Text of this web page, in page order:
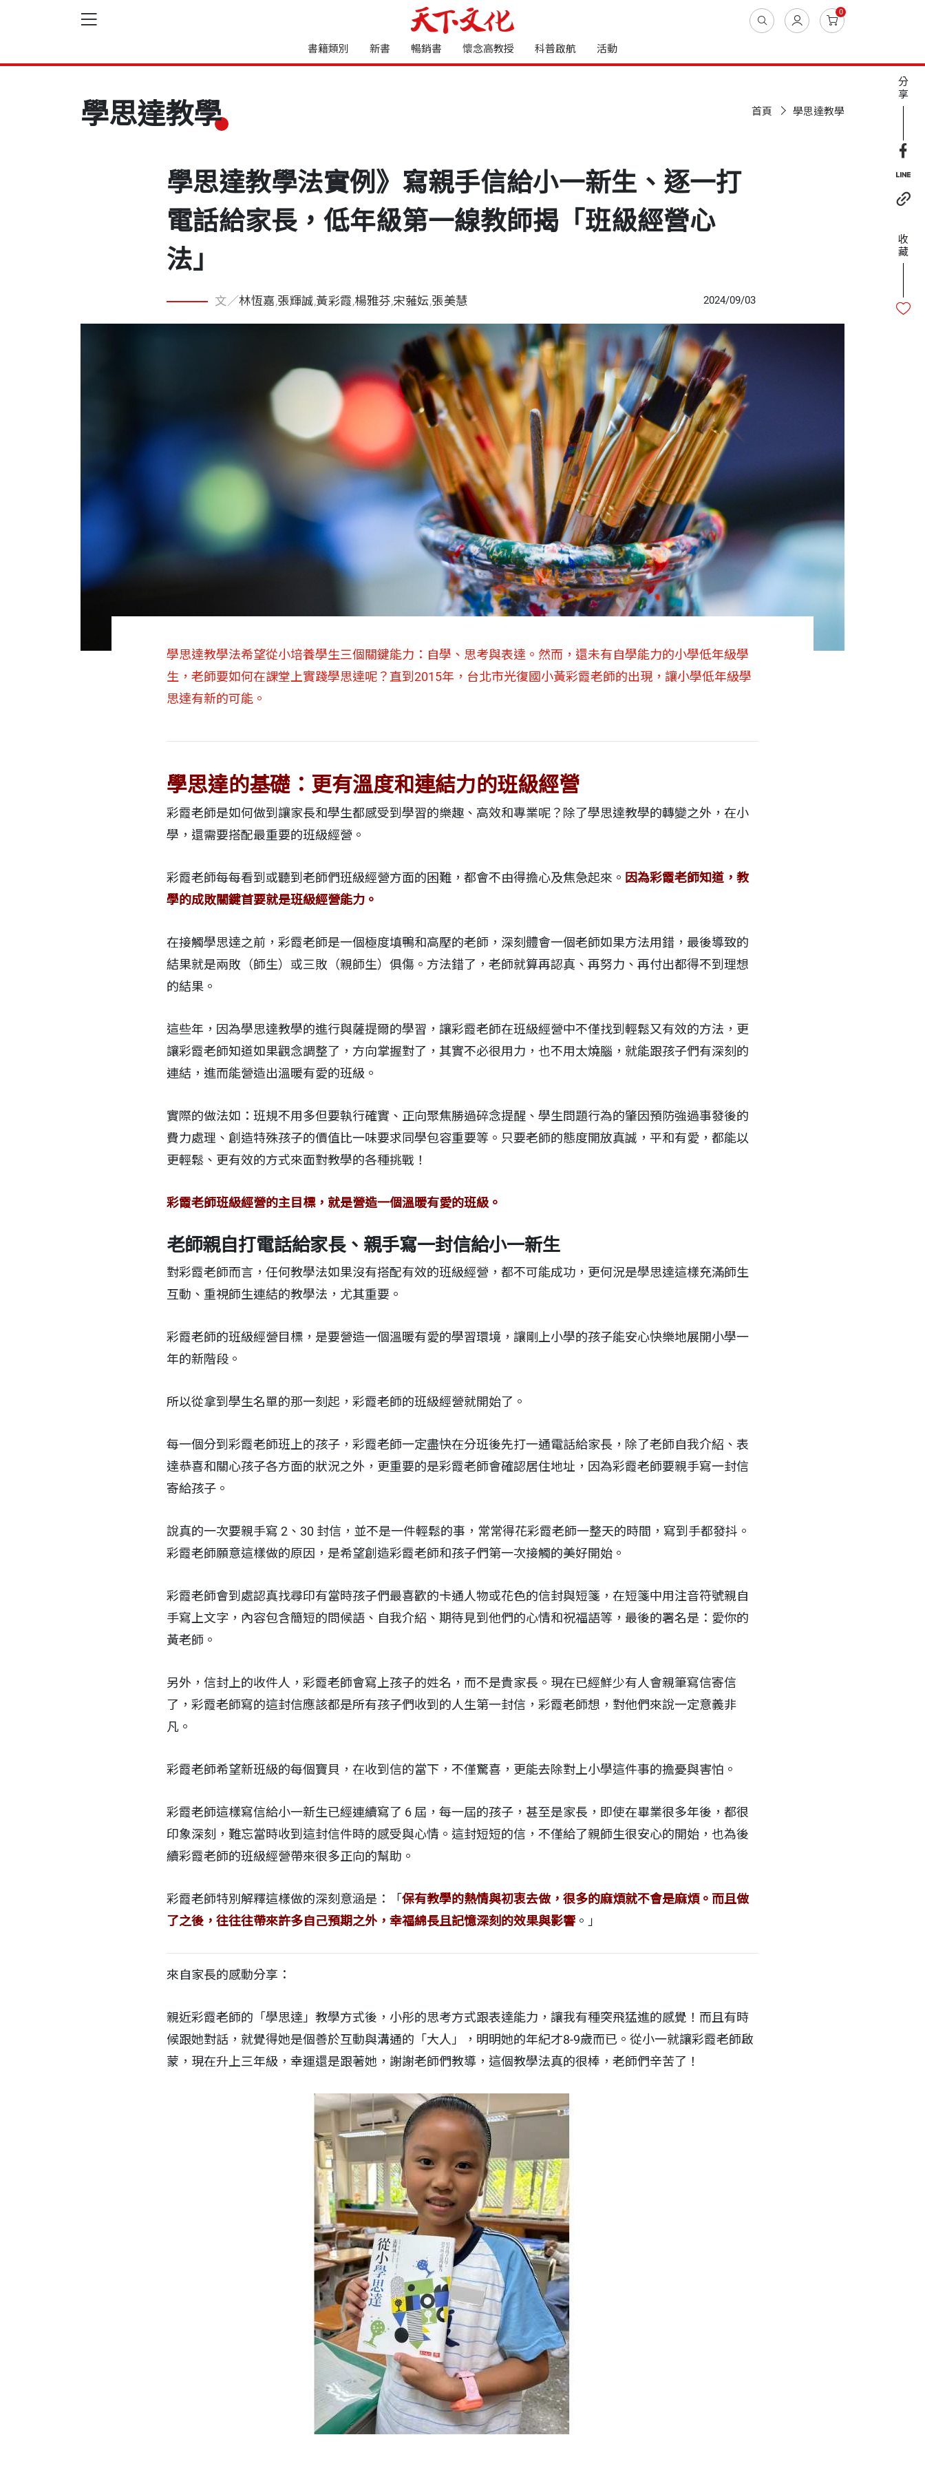
0
書籍類別 新書 暢銷書 懷念高教授 科普啟航 活動
學思達教學 首頁 學思達教學
學思達教學法實例》寫親手信給小一新生、逐一打
電話給家長，低年級第一線教師揭「班級經營心
法」
文／林恆嘉,張輝誠,黃彩霞,楊雅芬,宋蕥妘,張美慧 2024/09/03
學思達教學法希望從小培養學生三個關鍵能力：自學、思考與表達。然而，還未有自學能力的小學低年級學
生，老師要如何在課堂上實踐學思達呢？直到2015年，台北市光復國小黃彩霞老師的出現，讓小學低年級學
思達有新的可能。
學思達的基礎：更有溫度和連結力的班級經營
彩霞老師是如何做到讓家長和學生都感受到學習的樂趣、高效和專業呢？除了學思達教學的轉變之外，在小
學，還需要搭配最重要的班級經營。
彩霞老師每每看到或聽到老師們班級經營方面的困難，都會不由得擔心及焦急起來。 因為彩霞老師知道，教
學的成敗關鍵首要就是班級經營能力。
在接觸學思達之前，彩霞老師是一個極度填鴨和高壓的老師，深刻體會一個老師如果方法用錯，最後導致的
結果就是兩敗（師生）或三敗（親師生）俱傷。方法錯了，老師就算再認真、再努力、再付出都得不到理想
的結果。
這些年，因為學思達教學的進行與薩提爾的學習，讓彩霞老師在班級經營中不僅找到輕鬆又有效的方法，更
讓彩霞老師知道如果觀念調整了，方向掌握對了，其實不必很用力，也不用太燒腦，就能跟孩子們有深刻的
連結，進而能營造出溫暖有愛的班級。
實際的做法如：班規不用多但要執行確實、正向聚焦勝過碎念提醒、學生問題行為的肇因預防強過事發後的
費力處理、創造特殊孩子的價值比一味要求同學包容重要等。只要老師的態度開放真誠，平和有愛，都能以
更輕鬆、更有效的方式來面對教學的各種挑戰！
彩霞老師班級經營的主目標，就是營造一個溫暖有愛的班級。
老師親自打電話給家長、親手寫一封信給小一新生
對彩霞老師而言，任何教學法如果沒有搭配有效的班級經營，都不可能成功，更何況是學思達這樣充滿師生
互動、重視師生連結的教學法，尤其重要。
彩霞老師的班級經營目標，是要營造一個溫暖有愛的學習環境，讓剛上小學的孩子能安心快樂地展開小學一
年的新階段。
所以從拿到學生名單的那一刻起，彩霞老師的班級經營就開始了。
每一個分到彩霞老師班上的孩子，彩霞老師一定盡快在分班後先打一通電話給家長，除了老師自我介紹、表
達恭喜和關心孩子各方面的狀況之外，更重要的是彩霞老師會確認居住地址，因為彩霞老師要親手寫一封信
寄給孩子。
說真的一次要親手寫 2、30 封信，並不是一件輕鬆的事，常常得花彩霞老師一整天的時間，寫到手都發抖。
彩霞老師願意這樣做的原因，是希望創造彩霞老師和孩子們第一次接觸的美好開始。
彩霞老師會到處認真找尋印有當時孩子們最喜歡的卡通人物或花色的信封與短箋，在短箋中用注音符號親自
手寫上文字，內容包含簡短的問候語、自我介紹、期待見到他們的心情和祝福語等，最後的署名是：愛你的
黃老師。
另外，信封上的收件人，彩霞老師會寫上孩子的姓名，而不是貴家長。現在已經鮮少有人會親筆寫信寄信
了，彩霞老師寫的這封信應該都是所有孩子們收到的人生第一封信，彩霞老師想，對他們來說一定意義非
凡。
彩霞老師希望新班級的每個寶貝，在收到信的當下，不僅驚喜，更能去除對上小學這件事的擔憂與害怕。
彩霞老師這樣寫信給小一新生已經連續寫了 6 屆，每一屆的孩子，甚至是家長，即使在畢業很多年後，都很
印象深刻，難忘當時收到這封信件時的感受與心情。這封短短的信，不僅給了親師生很安心的開始，也為後
續彩霞老師的班級經營帶來很多正向的幫助。
彩霞老師特別解釋這樣做的深刻意涵是：「保有教學的熱情與初衷去做，很多的麻煩就不會是麻煩。而且做
了之後，往往往帶來許多自己預期之外，幸福綿長且記憶深刻的效果與影響 。」
來自家長的感動分享：
親近彩霞老師的「學思達」教學方式後，小彤的思考方式跟表達能力，讓我有種突飛猛進的感覺！而且有時
候跟她對話，就覺得她是個善於互動與溝通的「大人」，明明她的年紀才8-9歲而已。從小一就讓彩霞老師啟
蒙，現在升上三年級，幸運還是跟著她，謝謝老師們教導，這個教學法真的很棒，老師們辛苦了！
分
享
收
藏